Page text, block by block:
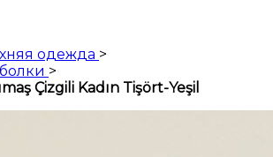
одежда >
>
Çizgili Kadın Tişört-Yeşil